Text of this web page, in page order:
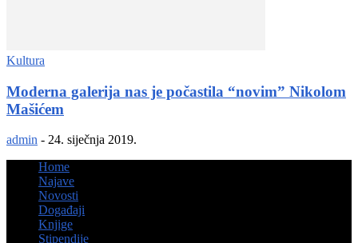
Kultura
Moderna galerija nas je počastila “novim” Nikolom
Mašićem
admin - 24. siječnja 2019.
Home
Najave
Novosti
Događaji
Knjige
Stipendije